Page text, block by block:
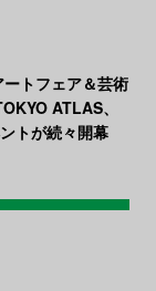
ートフェア＆芸術
ATLAS、
トが続々開幕